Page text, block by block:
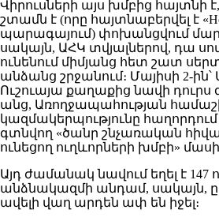
Վիրուսների այս խմբից հայտնի
շտամն է (որը հայտնաբերվել է
պարագայում) փոխանցվում
սակայն, ԱՀԿ տվյալներով, դա
ունենում միմյանց հետ շատ
անձանց շրջանում։ Մայիսի 2-
Ուշուայա քաղաքից նավի դուրս
անց, Առողջապահության
կազմակերպությունը
գտնվող «ծանր շնչառական
ունեցող ուղևորների խմբի»
Այդ ժամանակ նավում եղել է 147
անձնակազմի անդամ, սակայն,
ավելի վաղ արդեն ափ են իջել։